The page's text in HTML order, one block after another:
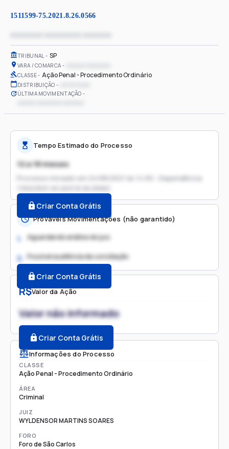
1511599-75.2021.8.26.0566
TRIBUNAL SP
VARA / COMARCA
CLASSE Ação Penal - Procedimento Ordinário
DISTRIBUIÇÃO
ÚLTIMA MOVIMENTAÇÃO
R$Valor da Ação
Valor não informado
Criar Conta Grátis
Informações do Processo
CLASSE
Ação Penal - Procedimento Ordinário
ÁREA
Criminal
JUIZ
WYLDENSOR MARTINS SOARES
FORO
Foro de São Carlos
Tempo Estimado do Processo
12 a 18 meses
Processo iniciado em
24/08/2021 às 14:50 - Dependência
Criar Conta Grátis
Prováveis Movimentações (não garantido)
1. Aguardando análise do juiz
2. Possível audiência de conciliação
Criar Conta Grátis